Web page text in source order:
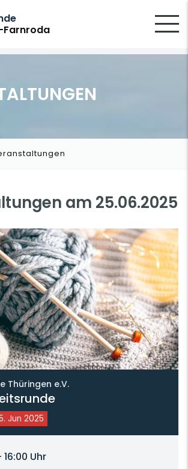
am 25.06.2025
Thüringen e.V.
Jun 2025
Uhr